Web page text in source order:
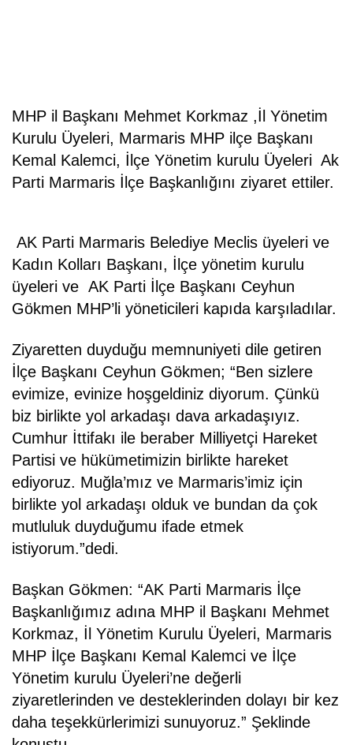
MHP il Başkanı Mehmet Korkmaz ,İl Yönetim
Kurulu Üyeleri, Marmaris MHP ilçe Başkanı
Kemal Kalemci, İlçe Yönetim kurulu Üyeleri Ak
Parti Marmaris İlçe Başkanlığını ziyaret ettiler.
AK Parti Marmaris Belediye Meclis üyeleri ve
Kadın Kolları Başkanı, İlçe yönetim kurulu
üyeleri ve AK Parti İlçe Başkanı Ceyhun
Gökmen MHP’li yöneticileri kapıda karşıladılar.
Ziyaretten duyduğu memnuniyeti dile getiren
İlçe Başkanı Ceyhun Gökmen; “Ben sizlere
evimize, evinize hoşgeldiniz diyorum. Çünkü
biz birlikte yol arkadaşı dava arkadaşıyız.
Cumhur İttifakı ile beraber Milliyetçi Hareket
Partisi ve hükümetimizin birlikte hareket
ediyoruz. Muğla’mız ve Marmaris’imiz için
birlikte yol arkadaşı olduk ve bundan da çok
mutluluk duyduğumu ifade etmek
istiyorum.”dedi.
Başkan Gökmen: “AK Parti Marmaris İlçe
Başkanlığımız adına MHP il Başkanı Mehmet
Korkmaz, İl Yönetim Kurulu Üyeleri, Marmaris
MHP İlçe Başkanı Kemal Kalemci ve İlçe
Yönetim kurulu Üyeleri’ne değerli
ziyaretlerinden ve desteklerinden dolayı bir kez
daha teşekkürlerimizi sunuyoruz.” Şeklinde